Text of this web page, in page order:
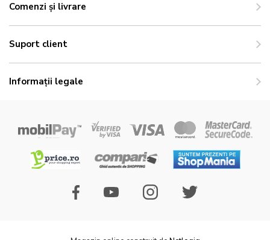
Comenzi și livrare
Suport client
Informații legale